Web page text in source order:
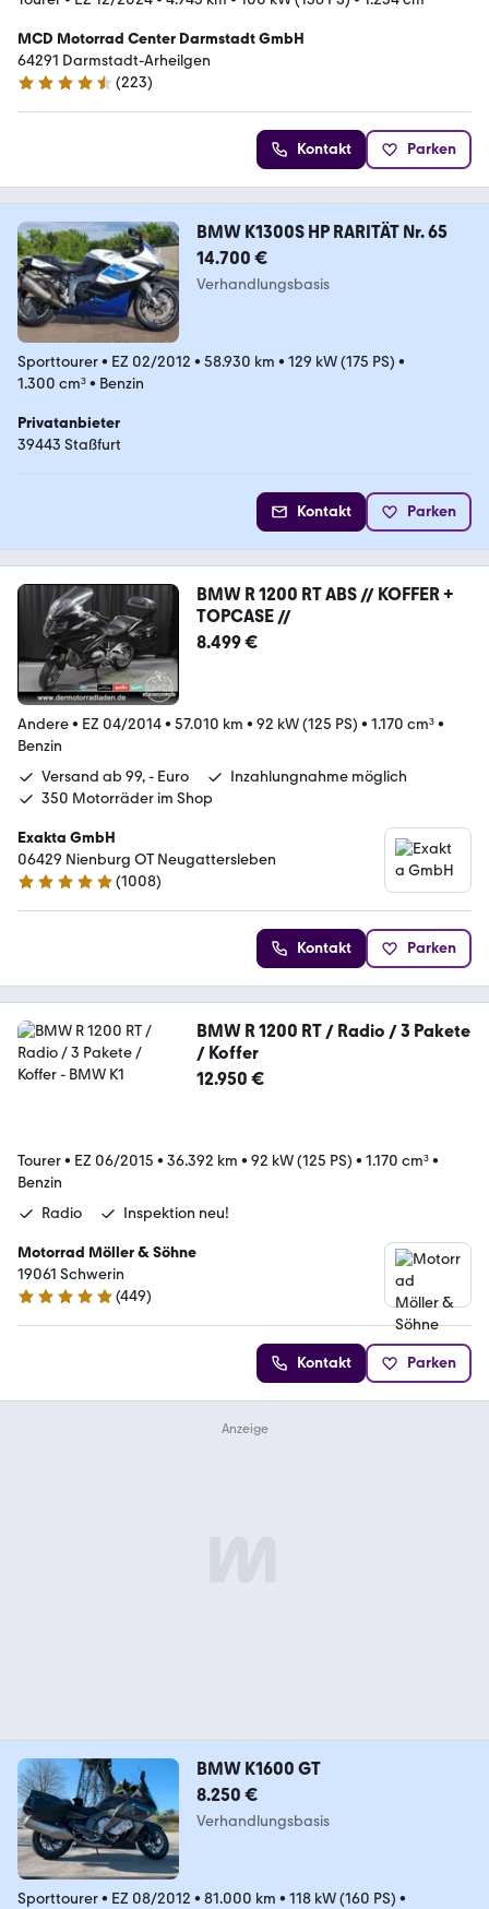
MCD Motorrad Center Darmstadt GmbH
64291 Darmstadt-Arheilgen
4.5 Sterne
(223)
Kontakt Parken
BMW K1300S HP RARITÄT Nr. 65
14.700 €
Verhandlungsbasis
Sporttourer• EZ 02/2012 • 58.930 km • 129 kW (175 PS) •
1.300 cm³• Benzin
Privatanbieter
39443 Staßfurt
Kontakt Parken
BMW R 1200 RT ABS // KOFFER +
TOPCASE //
8.499 €
Andere• EZ 04/2014• 57.010 km • 92 kW (125 PS) • 1.170 cm³•
Benzin
Versand ab 99, - Euro
Inzahlungnahme möglich
350 Motorräder im Shop
Exakta GmbH
06429 Nienburg OT Neugattersleben
4.8 Sterne
(1008)
Kontakt Parken
BMW R 1200 RT / Radio / 3 Pakete
/ Koffer
12.950 €
Tourer• EZ 06/2015 • 36.392 km • 92 kW (125 PS) • 1.170 cm³•
Benzin
Radio
Inspektion neu!
Motorrad Möller & Söhne
19061 Schwerin
4.8 Sterne
(449)
Kontakt Parken
BMW K1600 GT
8.250 €
Verhandlungsbasis
Sporttourer• EZ 08/2012 • 81.000 km • 118 kW (160 PS) •